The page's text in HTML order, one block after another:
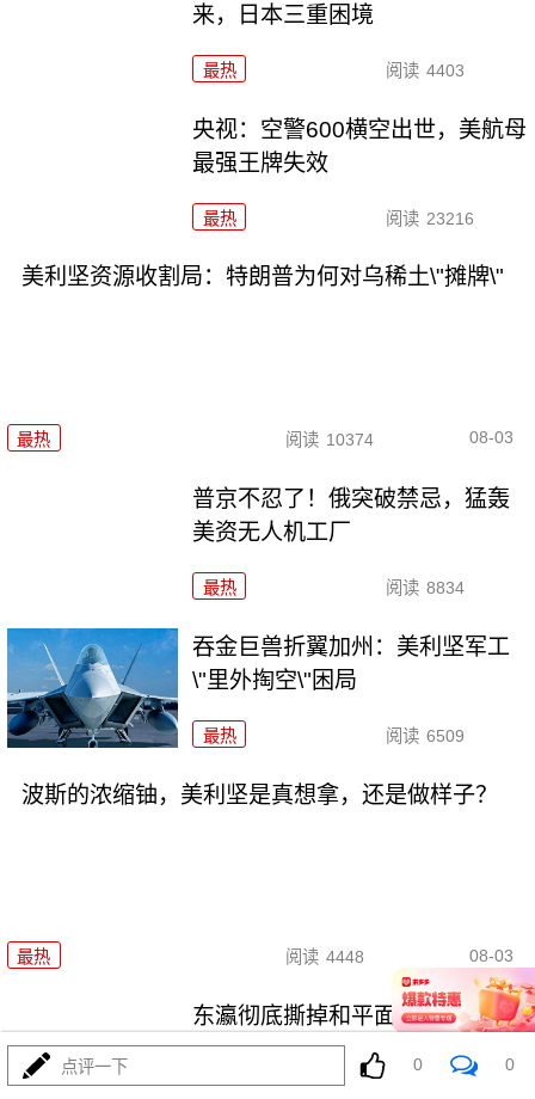
来，日本三重困境
最热 阅读 4403
央视：空警600横空出世，美航母
最强王牌失效
最热 阅读 23216
美利坚资源收割局：特朗普为何对乌稀土\"摊牌\"
最热 阅读 10374 08-03
普京不忍了！俄突破禁忌，猛轰
美资无人机工厂
最热 阅读 8834
吞金巨兽折翼加州：美利坚军工
\"里外掏空\"困局
最热 阅读 6509
波斯的浓缩铀，美利坚是真想拿，还是做样子？
最热 阅读 4448 08-03
东瀛彻底撕掉和平面具，公然发
射进攻性武器！
点评一下 0 0